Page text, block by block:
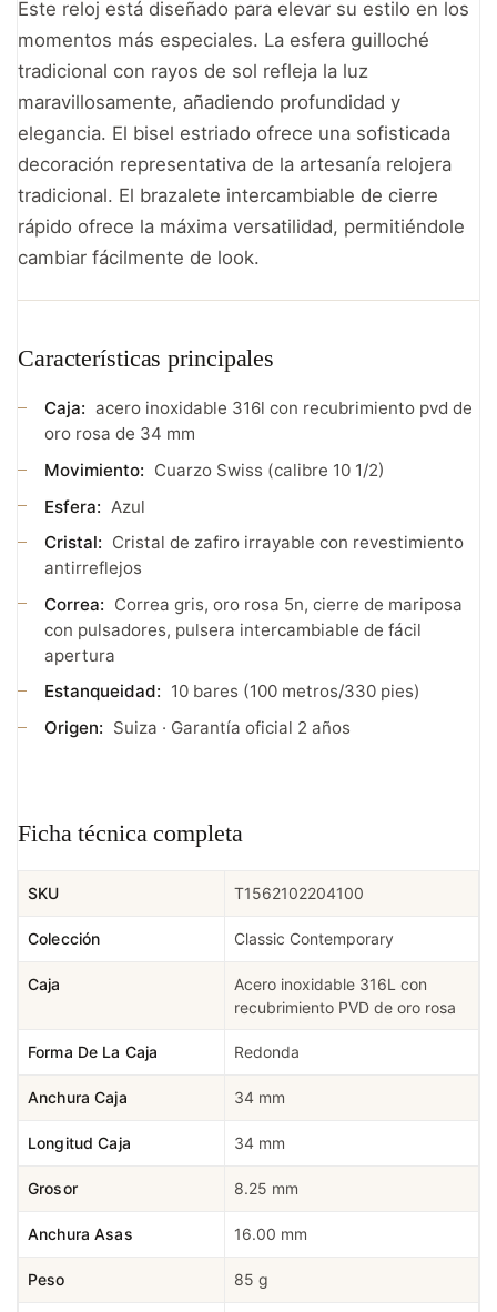
Este reloj está diseñado para elevar su estilo en los
momentos más especiales. La esfera guilloché
tradicional con rayos de sol refleja la luz
maravillosamente, añadiendo profundidad y
elegancia. El bisel estriado ofrece una sofisticada
decoración representativa de la artesanía relojera
tradicional. El brazalete intercambiable de cierre
rápido ofrece la máxima versatilidad, permitiéndole
cambiar fácilmente de look.
Características principales
Caja: acero inoxidable 316l con recubrimiento pvd de
oro rosa de 34 mm
Movimiento: Cuarzo Swiss (calibre 10 1/2)
Esfera: Azul
Cristal: Cristal de zafiro irrayable con revestimiento
antirreflejos
Correa: Correa gris, oro rosa 5n, cierre de mariposa
con pulsadores, pulsera intercambiable de fácil
apertura
Estanqueidad: 10 bares (100 metros/330 pies)
Origen: Suiza · Garantía oficial 2 años
Ficha técnica completa
SKU T1562102204100
Colección Classic Contemporary
Caja
Acero inoxidable 316L con
recubrimiento PVD de oro rosa
Forma De La Caja Redonda
Anchura Caja 34 mm
Longitud Caja 34 mm
Grosor 8.25 mm
Anchura Asas 16.00 mm
Peso 85 g